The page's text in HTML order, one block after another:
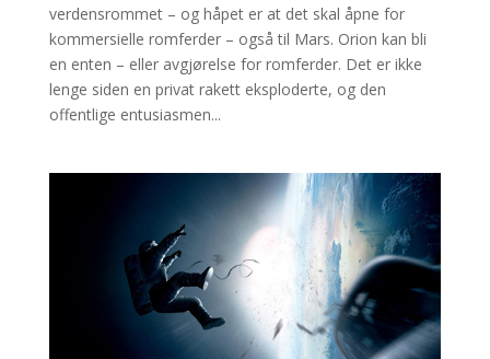
verdensrommet – og håpet er at det skal åpne for
kommersielle romferder – også til Mars. Orion kan bli
en enten – eller avgjørelse for romferder. Det er ikke
lenge siden en privat rakett eksploderte, og den
offentlige entusiasmen...